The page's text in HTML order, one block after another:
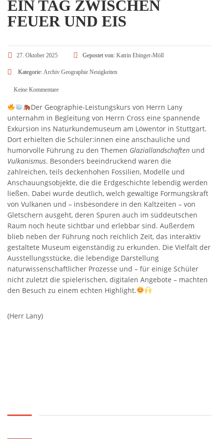
EIN TAG ZWISCHEN
FEUER UND EIS
27. Oktober 2025 Gepostet von: Katrin Ebinger-Möll
Kategorie: Archiv Geographie Neuigkeiten
Keine Kommentare
Der Geographie-Leistungskurs von Herrn Lany
unternahm in Begleitung von Herrn Cross eine spannende
Exkursion ins Naturkundemuseum am Löwentor in Stuttgart.
Dort erhielten die Schüler:innen eine anschauliche und
humorvolle Führung zu den Themen Glaziallandschaften und
Vulkanismus. Besonders beeindruckend waren die
zahlreichen, teils deckenhohen Fossilien, Modelle und
Anschauungsobjekte, die die Erdgeschichte lebendig werden
ließen. Dabei wurde deutlich, welch gewaltige Formungskraft
von Vulkanen und – insbesondere in den Kaltzeiten – von
Gletschern ausgeht, deren Spuren auch im süddeutschen
Raum noch heute sichtbar und erlebbar sind. Außerdem
blieb neben der Führung noch reichlich Zeit, das interaktiv
gestaltete Museum eigenständig zu erkunden. Die Vielfalt der
Ausstellungsstücke, die lebendige Darstellung
naturwissenschaftlicher Prozesse und – für einige Schüler
nicht zuletzt die spielerischen, digitalen Angebote – machten
den Besuch zu einem echten Highlight.
(Herr Lany)